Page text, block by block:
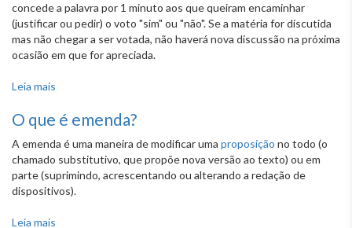
concede a palavra por 1 minuto aos que queiram encaminhar
(justificar ou pedir) o voto "sim" ou "não". Se a matéria for discutida
mas não chegar a ser votada, não haverá nova discussão na próxima
ocasião em que for apreciada.
Leia mais
O que é emenda?
A emenda é uma maneira de modificar uma proposição no todo (o
chamado substitutivo, que propõe nova versão ao texto) ou em
parte (suprimindo, acrescentando ou alterando a redação de
dispositivos).
Leia mais